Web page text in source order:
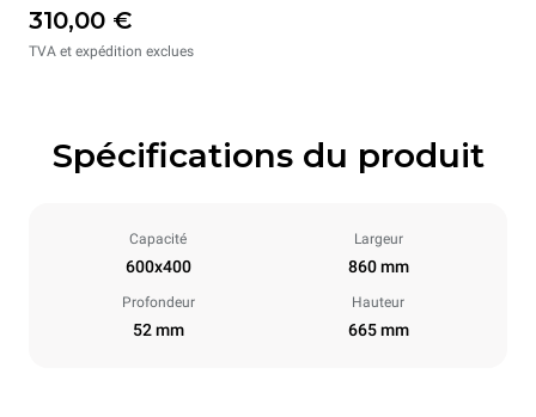
310,00 €
TVA et expédition exclues
Spécifications du produit
Capacité
600x400
Largeur
860 mm
Profondeur
52 mm
Hauteur
665 mm